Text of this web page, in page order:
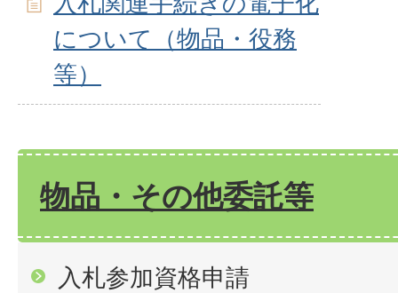
について（物品・役務
等）
物品・その他委託等
入札参加資格申請